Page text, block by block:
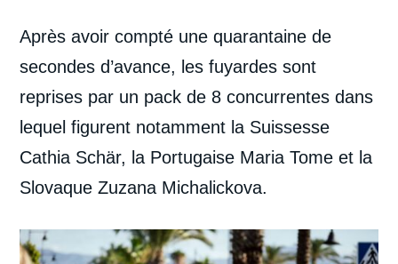
Après avoir compté une quarantaine de
secondes d’avance, les fuyardes sont
reprises par un pack de 8 concurrentes dans
lequel figurent notamment la Suissesse
Cathia Schär, la Portugaise Maria Tome et la
Slovaque Zuzana Michalickova.